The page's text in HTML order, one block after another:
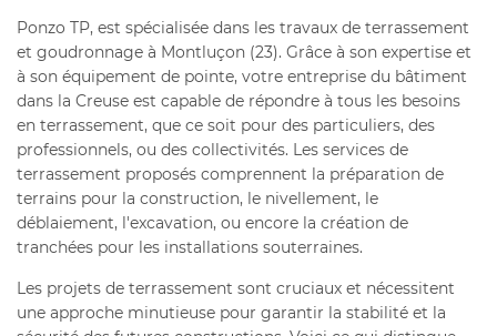
ACCUEIL
– GOUDRONNAGE
MAÇONNERIE
UNE
06 86 26 99
Ponzo TP, est spécialisée dans les travaux de terrassement
et goudronnage à Montluçon (23). Grâce à son expertise et
à son équipement de pointe, votre entreprise du bâtiment
dans la Creuse est capable de répondre à tous les besoins
en terrassement, que ce soit pour des particuliers, des
professionnels, ou des collectivités. Les services de
terrassement proposés comprennent la préparation de
terrains pour la construction, le nivellement, le
déblaiement, l'excavation, ou encore la création de
tranchées pour les installations souterraines.
Les projets de terrassement sont cruciaux et nécessitent
une approche minutieuse pour garantir la stabilité et la